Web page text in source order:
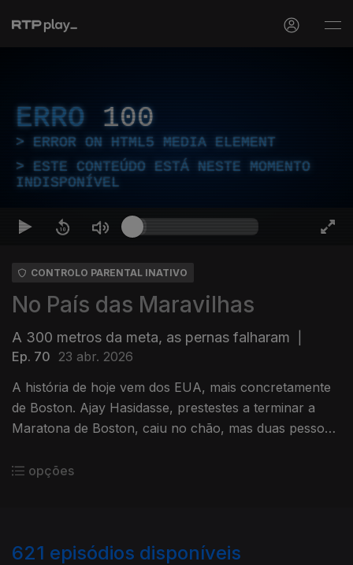
ERRO 100
ERROR ON HTML5 MEDIA ELEMENT
ESTE CONTEÚDO ESTÁ NESTE MOMENTO
INDISPONÍVEL
CONTROLO PARENTAL INATIVO
No País das Maravilhas
A 300 metros da meta, as pernas falharam
Ep. 70 23 abr. 2026
A história de hoje vem dos EUA, mais concretamente
de Boston. Ajay Hasidasse, prestestes a terminar a
Maratona de Boston, caiu no chão, mas duas pessoas
opções
621 episódios disponíveis